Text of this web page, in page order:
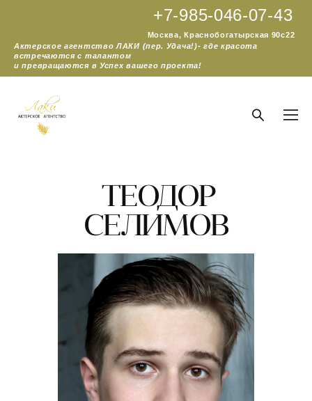
+7-985-046-07-43
Москва, Краснобогатырская 90с22
Актерское агентство ЛАКИ (пер. Удача!)- где красота
встречаются с талантом
и превращаются в Успех вашего проекта!
ТЕОДОР
СЕЛИМОВ